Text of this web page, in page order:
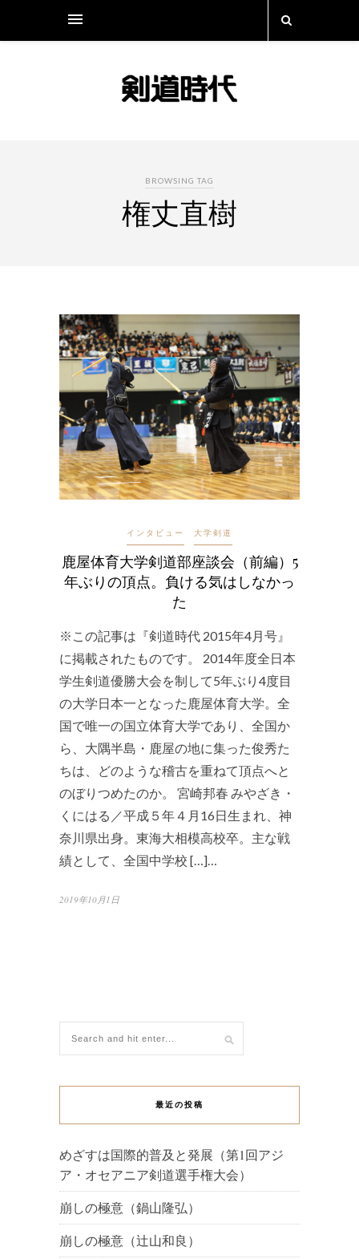
BROWSING TAG
権丈直樹
インタビュー 大学剣道
鹿屋体育大学剣道部座談会（前編）5
年ぶりの頂点。負ける気はしなかっ
た
※この記事は『剣道時代 2015年4月号』
に掲載されたものです。 2014年度全日本
学生剣道優勝大会を制して5年ぶり4度目
の大学日本一となった鹿屋体育大学。全
国で唯一の国立体育大学であり、全国か
ら、大隅半島・鹿屋の地に集った俊秀た
ちは、どのような稽古を重ねて頂点へと
のぼりつめたのか。 宮崎邦春 みやざき・
くにはる／平成５年４月16日生まれ、神
奈川県出身。東海大相模高校卒。主な戦
績として、全国中学校 […]…
2019年10月1日
最近の投稿
めざすは国際的普及と発展（第1回アジ
ア・オセアニア剣道選手権大会）
崩しの極意（鍋山隆弘）
崩しの極意（辻山和良）